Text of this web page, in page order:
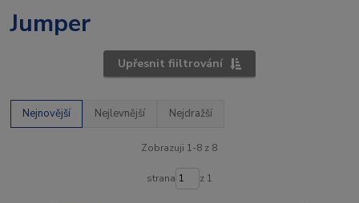
Jumper
Upřesnit fiiltrování
Nejnovější Nejlevnější Nejdražší
Zobrazuji 1-8 z 8
strana z 1